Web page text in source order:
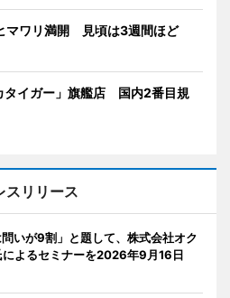
マワリ満開 見頃は3週間ほど
タイガー」旗艦店 国内2番目規
スリリース
いが9割」と題して、株式会社オク
によるセミナーを2026年9月16日